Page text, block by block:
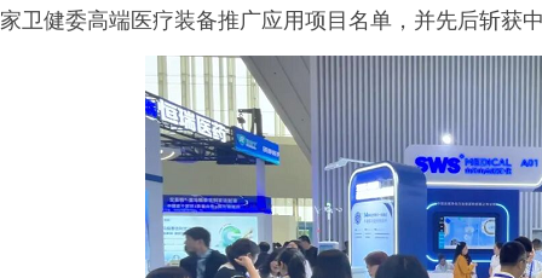
家卫健委高端医疗装备推广应用项目名单，并先后斩获